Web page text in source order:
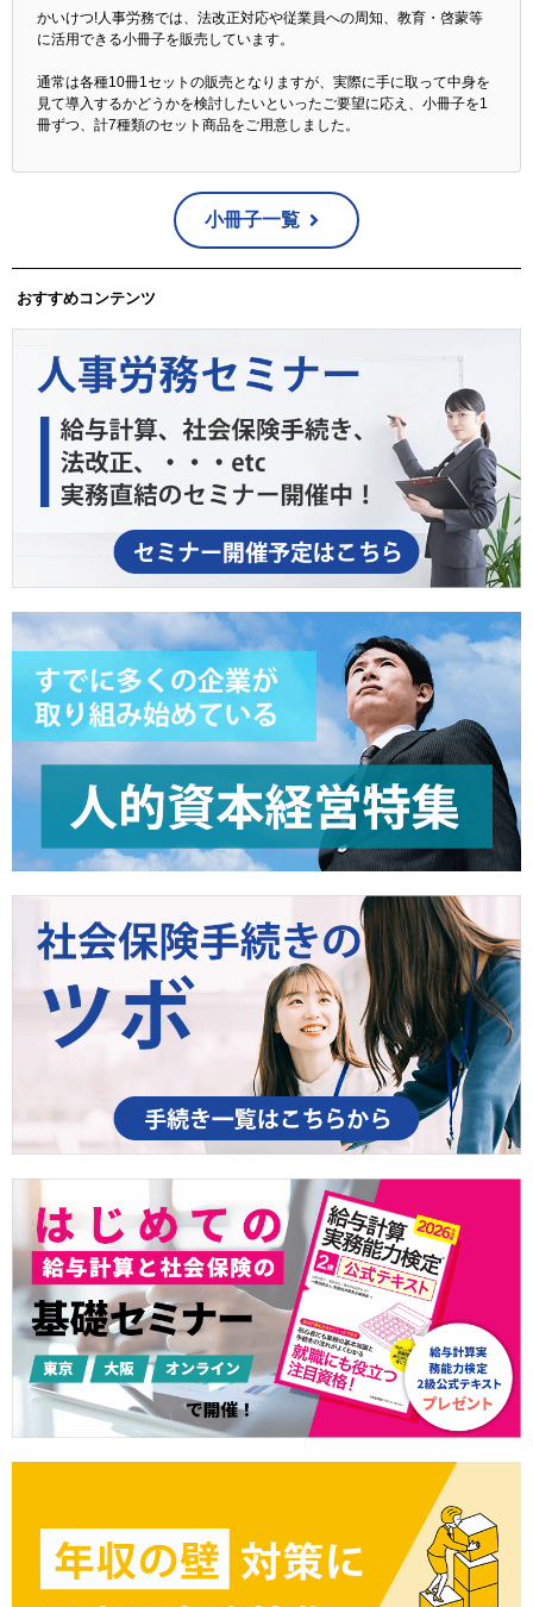
かいけつ!人事労務では、法改正対応や従業員への周知、教育・啓蒙等
に活用できる小冊子を販売しています。
通常は各種10冊1セットの販売となりますが、実際に手に取って中身を
見て導入するかどうかを検討したいといったご要望に応え、小冊子を1
冊ずつ、計7種類のセット商品をご用意しました。
小冊子一覧
おすすめコンテンツ